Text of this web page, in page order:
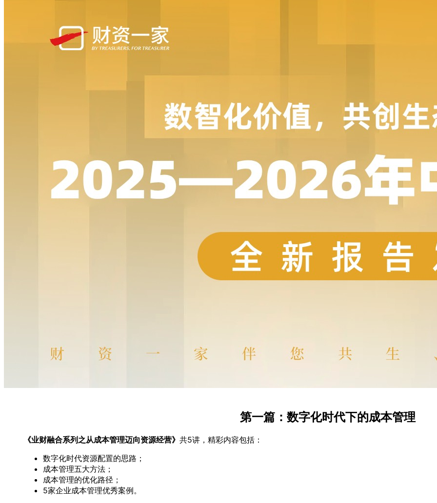
第一篇：数字化时代下的成本管理
《业财融合系列之从成本管理迈向资源经营》 共5讲，精彩内容包括：
数字化时代资源配置的思路；
成本管理五大方法；
成本管理的优化路径；
5家企业成本管理优秀案例。